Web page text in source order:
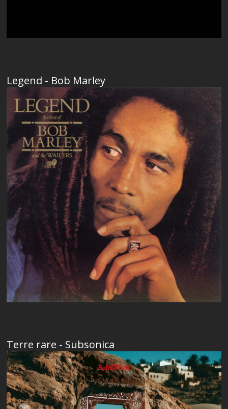
Legend - Bob Marley
Terre rare - Subsonica